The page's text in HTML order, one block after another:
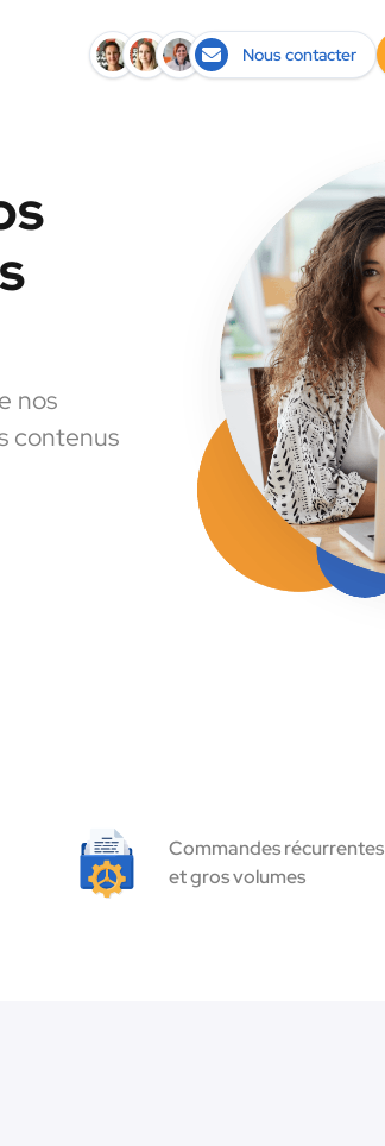
Nous contacter
nos
contenus
Commandes récurrentes
et gros volumes